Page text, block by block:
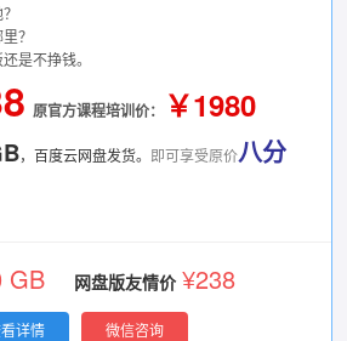
？
是不挣钱。
原官方课程培训价： ￥1980
，百度云网盘发货。 即可享受原价八分
GB 网盘版友情价 ¥238
详情 微信咨询